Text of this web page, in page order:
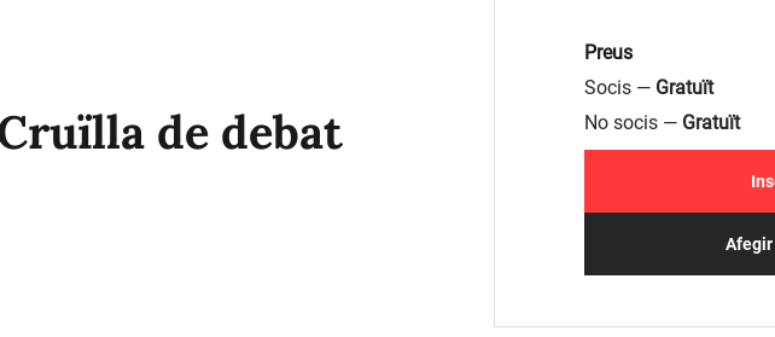
de debat
Preus
Socis — Gratuït
No socis — Gratuït
Afegir